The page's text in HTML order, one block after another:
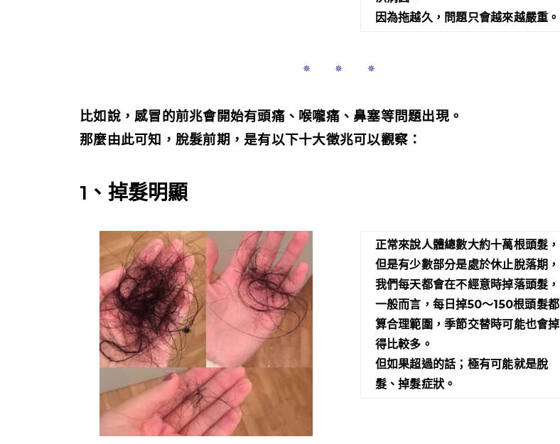
因為拖越久，問題只會越來越嚴重。
✵ ✵ ✵
比如說，感冒的前兆會開始有頭痛、喉嚨痛、鼻塞等問題出現。
那麼由此可知，脫髮前期，是有以下十大徵兆可以觀察：
1、掉髮明顯
正常來說人體總數大約十萬根頭髮，
但是有少數部分是處於休止脫落期，
我們每天都會在不經意時掉落頭髮，
一般而言，每日掉50～150根頭髮都
算合理範圍，季節交替時可能也會掉
得比較多。
但如果超過的話；極有可能就是脫
髮、掉髮症狀。